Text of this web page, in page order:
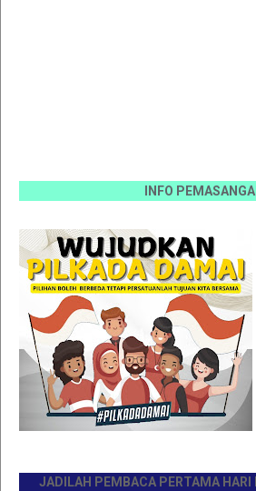
INFO PEMASANGAN
JADILAH PEMBACA PERTAMA HARI INI